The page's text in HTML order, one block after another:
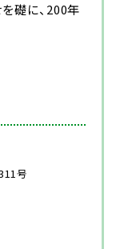
礎に、200年
号